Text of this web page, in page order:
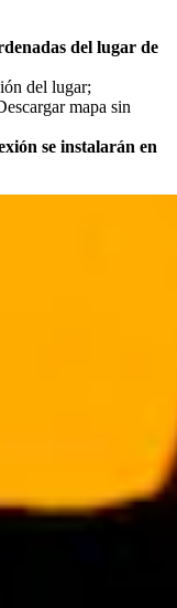
del lugar de
del lugar;
mapa sin
se instalarán en